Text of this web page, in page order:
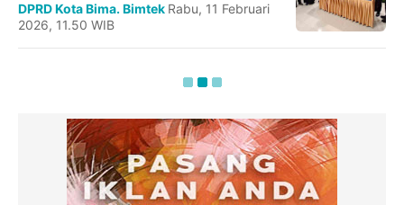
DPRD Kota Bima. Bimtek Rabu, 11 Februari
2026, 11.50 WIB